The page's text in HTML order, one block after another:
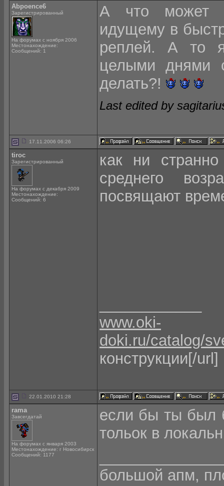
Abpoence6
Зарегистрированный
На форумах с ноября 2006
Местонахождение:
Сообщений: 1
А что может
идущему в
реплей. А то
целыми днями
делать?!
Last edited by
17.11.2006 06:26
tiroc
Зарегистрированный
На форумах с декабря 2009
Местонахождение:
Сообщений: 6
как ни
среднего
посвящают
www.oki-
doki.ru/catalog/
конструкции[/url]
22.01.2010 21:28
rama
Завсегдатай
На форумах с января 2003
Местонахождение: г Новосибирск
Сообщений: 1177
если бы ты был
тольок в
большой апм,